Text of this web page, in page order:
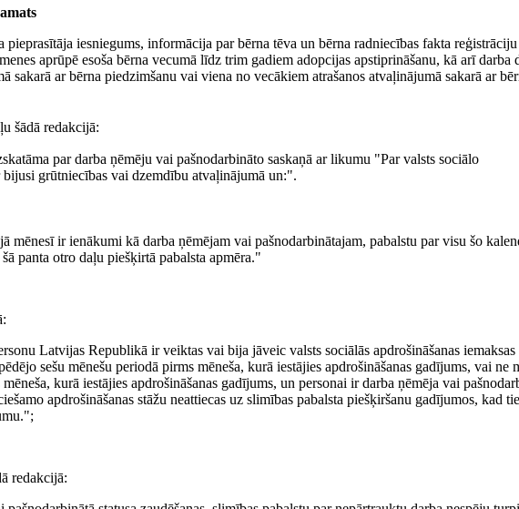
pieprasītāja iesniegums, informācija par bērna tēva un bērna radniecības fakta
aprūpē esoša bērna vecumā līdz trim gadiem adopcijas apstiprināšanu, kā arī darba
sakarā ar bērna piedzimšanu vai viena no vecākiem atrašanos atvaļinājumā sakarā ar
šādā redakcijā:
par darba ņēmēju vai pašnodarbināto saskaņā ar likumu "Par valsts sociālo
grūtniecības vai dzemdību atvaļinājumā un:".
mēnesī ir ienākumi kā darba ņēmējam vai pašnodarbinātajam, pabalstu par visu šo
panta otro daļu piešķirtā pabalsta apmēra."
Latvijas Republikā ir veiktas vai bija jāveic valsts sociālās apdrošināšanas iemaksas
sešu mēnešu periodā pirms mēneša, kurā iestājies apdrošināšanas gadījums, vai ne
kurā iestājies apdrošināšanas gadījums, un personai ir darba ņēmēja vai
apdrošināšanas stāžu neattiecas uz slimības pabalsta piešķiršanu gadījumos, kad
redakcijā: